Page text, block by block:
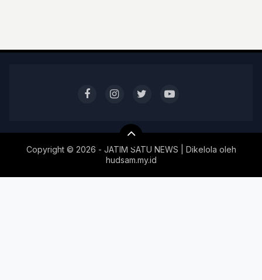
Copyright © 2026 - JATIM SATU NEWS | Dikelola oleh
hudsam.my.id